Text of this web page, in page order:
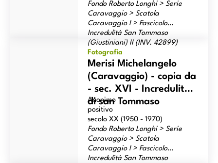
Fondo Roberto Longhi > Serie
Caravaggio > Scatola
Caravaggio I > Fascicolo
Incredulità San Tommaso
(Giustiniani) II (INV. 42899)
Merisi Michelangelo (Caravaggio) - copia da - sec. XVI -
Incredulità di san Tommaso
Merisi Michelangelo
(Caravaggio) - copia da
- sec. XVI - Incredulità
di san Tommaso
Anonimo
Fotografia
positivo
secolo XX (1950 - 1970)
Fondo Roberto Longhi > Serie
Caravaggio > Scatola
Caravaggio I > Fascicolo
Incredulità San Tommaso